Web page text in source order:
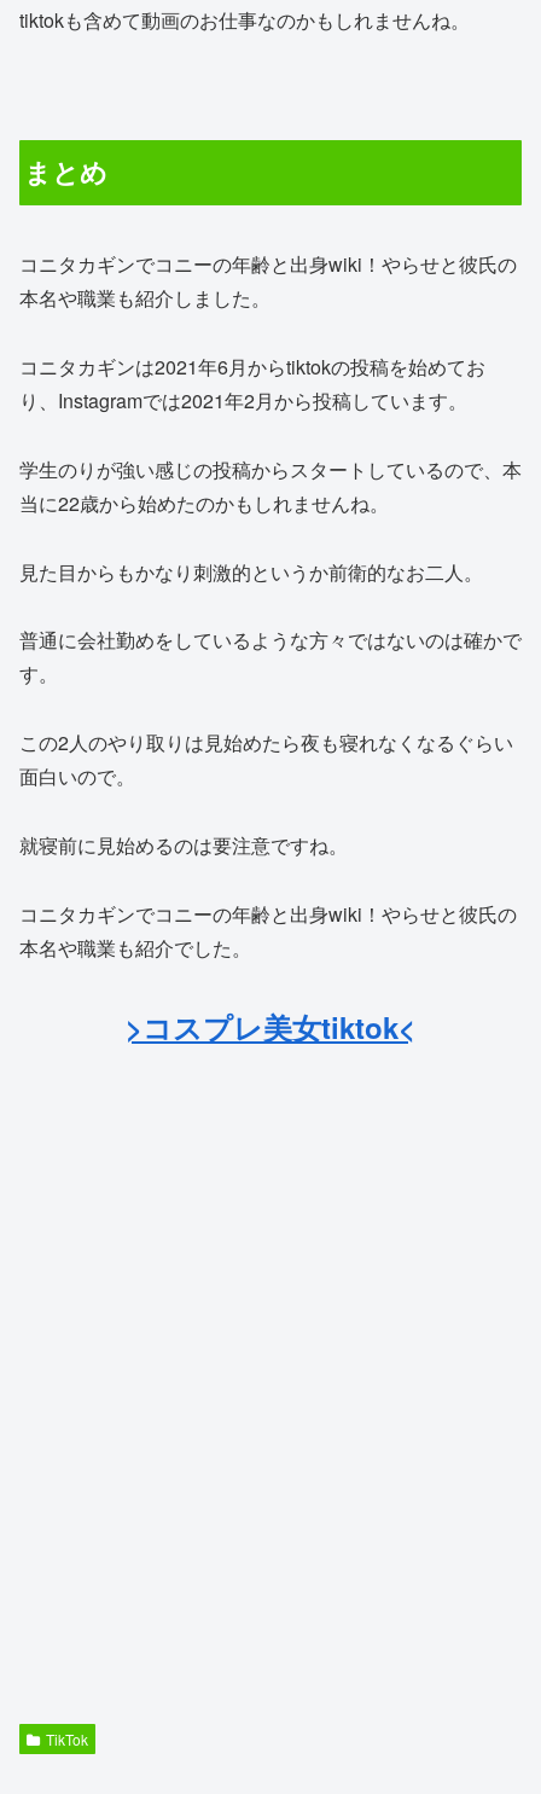
tiktokも含めて動画のお仕事なのかもしれませんね。
まとめ
コニタカギンでコニーの年齢と出身wiki！やらせと彼氏の
本名や職業も紹介しました。
コニタカギンは2021年6月からtiktokの投稿を始めてお
り、Instagramでは2021年2月から投稿しています。
学生のりが強い感じの投稿からスタートしているので、本
当に22歳から始めたのかもしれませんね。
見た目からもかなり刺激的というか前衛的なお二人。
普通に会社勤めをしているような方々ではないのは確かで
す。
この2人のやり取りは見始めたら夜も寝れなくなるぐらい
面白いので。
就寝前に見始めるのは要注意ですね。
コニタカギンでコニーの年齢と出身wiki！やらせと彼氏の
本名や職業も紹介でした。
>コスプレ美女tiktok<
TikTok